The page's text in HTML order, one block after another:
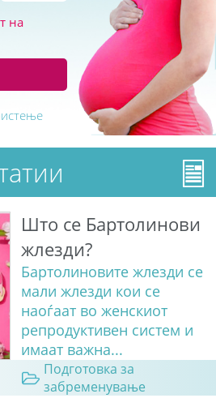
на
Што се Бартолинови
жлезди?
Бартолиновите жлезди се
мали жлезди кои се
наоѓаат во женскиот
репродуктивен систем и
имаат важна...
Подготовка за
забременување